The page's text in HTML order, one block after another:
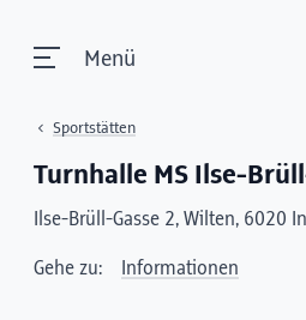
Menü
Sportstätten
Turnhalle MS Ilse-
Ilse-Brüll-Gasse 2, Wilten, 6020
Gehe zu: Informationen